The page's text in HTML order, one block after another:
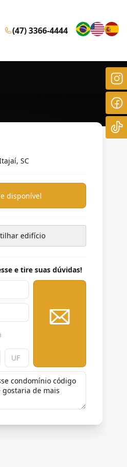
(0 itens)
(47) 3366-4444
SC
disponível
edifício
e tire suas dúvidas!